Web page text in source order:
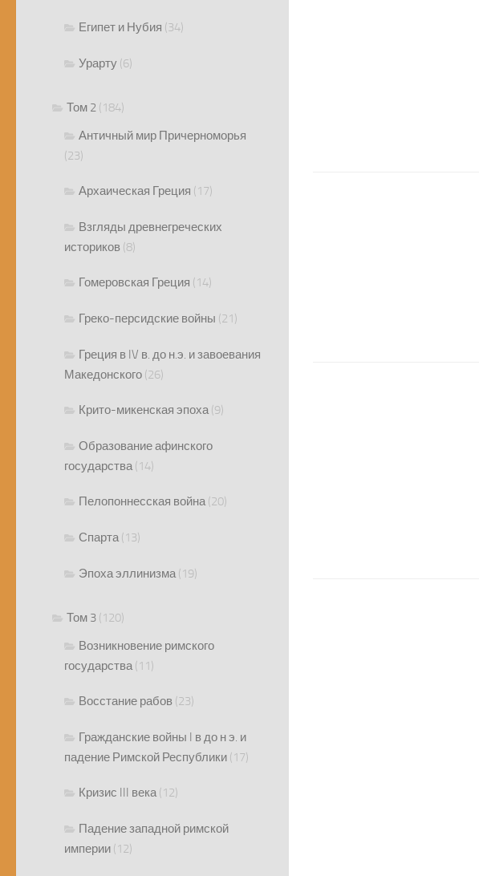
Египет и Нубия (34)
Урарту (6)
Том 2 (184)
Античный мир Причерноморья
(23)
Архаическая Греция (17)
Взгляды древнегреческих
историков (8)
Гомеровская Греция (14)
Греко-персидские войны (21)
Греция в IV в. до н.э. и завоевания
Македонского (26)
Крито-микенская эпоха(9)
Образование афинского
государства(14)
Пелопоннесская война(20)
Спарта(13)
Эпоха эллинизма(19)
Том 3 (120)
Возникновение римского
государства(11)
Восстание рабов (23)
Гражданские войны I в до н э. и
падение Римской Республики (17)
Кризис III века(12)
Падение западной римской
империи (12)